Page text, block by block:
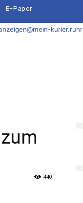
E-Paper
kurier.ruhr
440